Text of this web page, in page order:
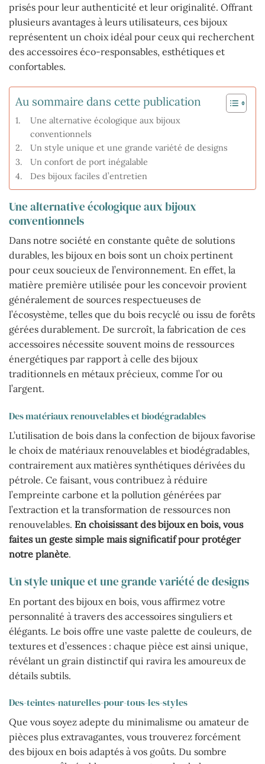
prisés pour leur authenticité et leur originalité. Offrant
plusieurs avantages à leurs utilisateurs, ces bijoux
représentent un choix idéal pour ceux qui recherchent
des accessoires éco-responsables, esthétiques et
confortables.
Au sommaire dans cette publication
Une alternative écologique aux bijoux
conventionnels
Un style unique et une grande variété de designs
Un confort de port inégalable
Des bijoux faciles d’entretien
Une alternative écologique aux bijoux
conventionnels
Dans notre société en constante quête de solutions
durables, les bijoux en bois sont un choix pertinent
pour ceux soucieux de l’environnement. En effet, la
matière première utilisée pour les concevoir provient
généralement de sources respectueuses de
l’écosystème, telles que du bois recyclé ou issu de forêts
gérées durablement. De surcroît, la fabrication de ces
accessoires nécessite souvent moins de ressources
énergétiques par rapport à celle des bijoux
traditionnels en métaux précieux, comme l’or ou
l’argent.
Des matériaux renouvelables et biodégradables
L’utilisation de bois dans la confection de bijoux favorise
le choix de matériaux renouvelables et biodégradables,
contrairement aux matières synthétiques dérivées du
pétrole. Ce faisant, vous contribuez à réduire
l’empreinte carbone et la pollution générées par
l’extraction et la transformation de ressources non
renouvelables. En choisissant des bijoux en bois, vous
faites un geste simple mais significatif pour protéger
notre planète.
Un style unique et une grande variété de designs
En portant des bijoux en bois, vous affirmez votre
personnalité à travers des accessoires singuliers et
élégants. Le bois offre une vaste palette de couleurs, de
textures et d’essences : chaque pièce est ainsi unique,
révélant un grain distinctif qui ravira les amoureux de
détails subtils.
Des-teintes-naturelles-pour-tous-les-styles
Que vous soyez adepte du minimalisme ou amateur de
pièces plus extravagantes, vous trouverez forcément
des bijoux en bois adaptés à vos goûts. Du sombre